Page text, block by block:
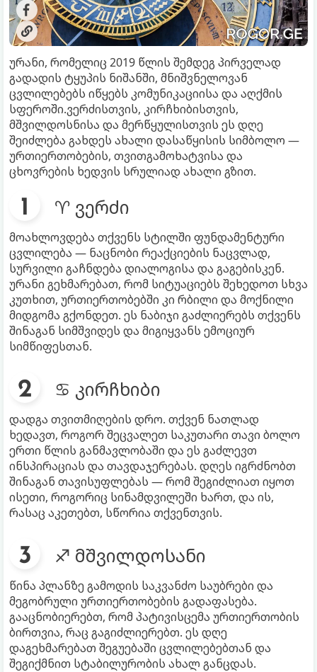
ურანი, რომელიც 2019 წლის შემდეგ პირველად
გადადის ტყუპის ნიშანში, მნიშვნელოვან
ცვლილებებს იწყებს კომუნიკაციისა და აღქმის
სფეროში.ვერძისთვის, კირჩხიბისთვის,
მშვილდოსნისა და მერწყულისთვის ეს დღე
შეიძლება გახდეს ახალი დასაწყისის სიმბოლო —
ურთიერთობების, თვითგამოხატვისა და
ცხოვრების ხედვის სრულიად ახალი გზით.
♈ ვერძი
მოახლოვდება თქვენს სტილში ფუნდამენტური
ცვლილება — ნაცნობი რეაქციების ნაცვლად,
სურვილი გაჩნდება დიალოგისა და გაგებისკენ.
ურანი გეხმარებათ, რომ სიტუაციებს შეხედოთ სხვა
კუთხით, ურთიერთობებში კი რბილი და მოქნილი
მიდგომა გქონდეთ. ეს ნაბიჯი გაძლიერებს თქვენს
შინაგან სიმშვიდეს და მიგიყვანს ემოციურ
სიმწიფესთან.
♋ კირჩხიბი
დადგა თვითმიღების დრო. თქვენ ნათლად
ხედავთ, როგორ შეცვალეთ საკუთარი თავი ბოლო
ერთი წლის განმავლობაში და ეს გაძლევთ
ინსპირაციას და თავდაჯერებას. დღეს იგრძნობთ
შინაგან თავისუფლებას — რომ შეგიძლიათ იყოთ
ისეთი, როგორიც სინამდვილეში ხართ, და ის,
რასაც აკეთებთ, სწორია თქვენთვის.
♐ მშვილდოსანი
წინა პლანზე გამოდის საკვანძო საუბრები და
მეგობრული ურთიერთობების გადაფასება.
გააცნობიერებთ, რომ პატივისცემა ურთიერთობის
ბირთვია, რაც გაგიძლიერებთ. ეს დღე
დაგეხმარებათ შეგუებაში ცვლილებებთან და
შეგიქმნით სტაბილურობის ახალ განცდას.